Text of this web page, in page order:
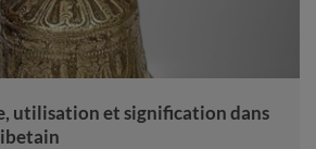
utilisation et signification dans